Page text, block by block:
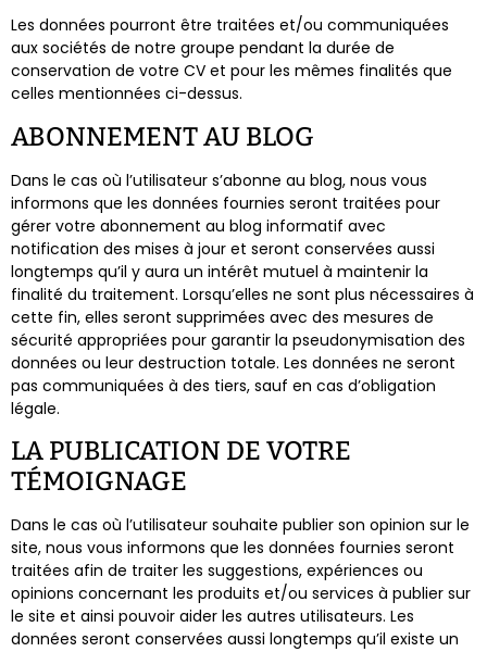
Les données pourront être traitées et/ou communiquées
aux sociétés de notre groupe pendant la durée de
conservation de votre CV et pour les mêmes finalités que
celles mentionnées ci-dessus.
ABONNEMENT AU BLOG
Dans le cas où l’utilisateur s’abonne au blog, nous vous
informons que les données fournies seront traitées pour
gérer votre abonnement au blog informatif avec
notification des mises à jour et seront conservées aussi
longtemps qu’il y aura un intérêt mutuel à maintenir la
finalité du traitement. Lorsqu’elles ne sont plus nécessaires à
cette fin, elles seront supprimées avec des mesures de
sécurité appropriées pour garantir la pseudonymisation des
données ou leur destruction totale. Les données ne seront
pas communiquées à des tiers, sauf en cas d’obligation
légale.
LA PUBLICATION DE VOTRE
TÉMOIGNAGE
Dans le cas où l’utilisateur souhaite publier son opinion sur le
site, nous vous informons que les données fournies seront
traitées afin de traiter les suggestions, expériences ou
opinions concernant les produits et/ou services à publier sur
le site et ainsi pouvoir aider les autres utilisateurs. Les
données seront conservées aussi longtemps qu’il existe un